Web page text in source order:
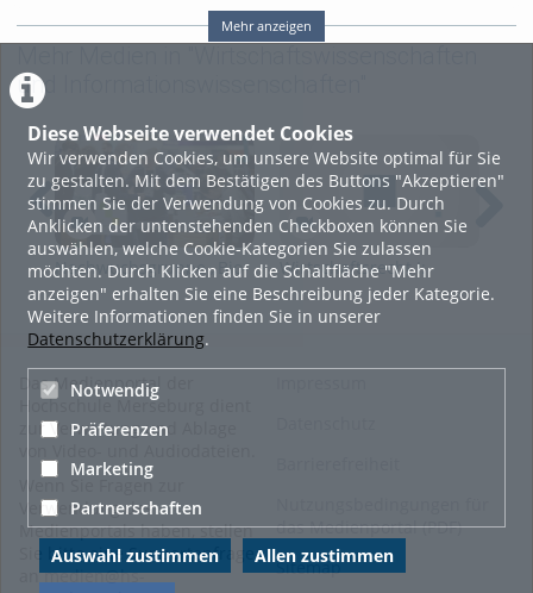
Diese Webseite verwendet Cookies
Wir verwenden Cookies, um unsere Website optimal für Sie
zu gestalten. Mit dem Bestätigen des Buttons "Akzeptieren"
stimmen Sie der Verwendung von Cookies zu. Durch
Anklicken der untenstehenden Checkboxen können Sie
auswählen, welche Cookie-Kategorien Sie zulassen
möchten. Durch Klicken auf die Schaltfläche "Mehr
anzeigen" erhalten Sie eine Beschreibung jeder Kategorie.
Weitere Informationen finden Sie in unserer
Datenschutzerklärung.
Notwendig
Präferenzen
Marketing
Partnerschaften
Auswahl zustimmen
Allen zustimmen
Tags:
uni-assist; bewerbung: application; international applicants; testdaf;
Kategorien:
Arbeit.Medien.Kultur
Wirtschaftswissenschaften
und
Informationswissenschaften,
Ingenieur- und
Naturwissenschaften,
Studieren
Mehr anzeigen
und Informationswissenschaften"
Nachwuchsgruppe „Bio-
Rohstoffe" auf der
Leipziger Buchmesse
2026
Wirtschaftsrecht I:
Geschäftsfähigkeit,
Formvorschriften
Das Medienportal der
Hochschule Merseburg dient
zur Verwaltung und Ablage
Wenn Sie Fragen zur
Verwendung des
Medienportals haben, stellen
Sie bitte eine Supportanfrage
anmedien@hs-
das Medienportal (PDF)
Sitemap